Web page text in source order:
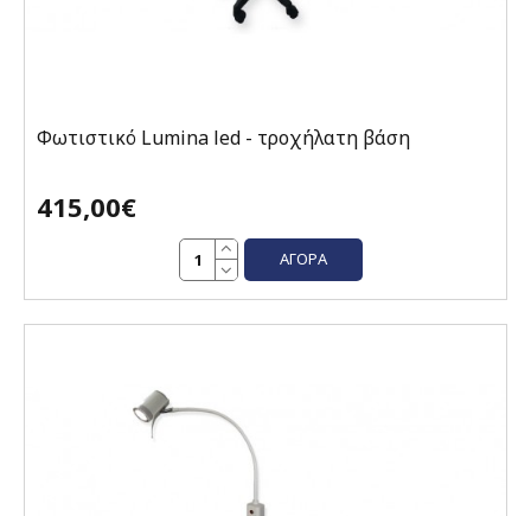
Φωτιστικό Lumina led - τροχήλατη βάση
415,00€
ΑΓΟΡΆ